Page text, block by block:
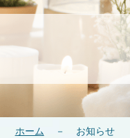
ホーム － お知らせ